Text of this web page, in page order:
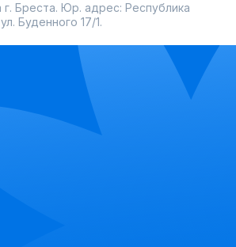
г. Бреста. Юр. адрес: Республика
Буденного 17/1.